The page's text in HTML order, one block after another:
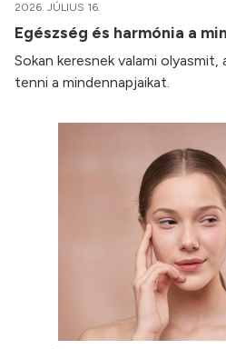
2026. JÚLIUS 16.
Egészség és harmónia a
Sokan keresnek valami
tenni a mindennapjaikat.